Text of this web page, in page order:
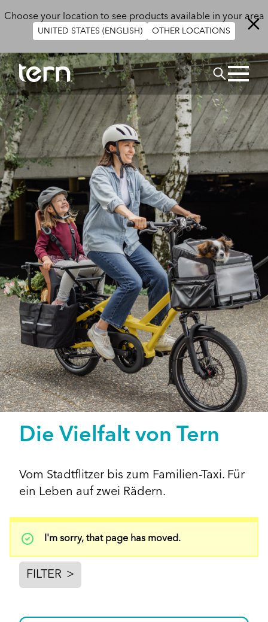
Choose your location to see products available in your area
UNITED STATES (ENGLISH) OTHER LOCATIONS
SUCHEN
Die Vielfalt von Tern
Vom Stadtflitzer bis zum Familien-Taxi. Für
ein Leben auf zwei Rädern.
Statusmeldung
I'm sorry, that page has moved.
FILTER >